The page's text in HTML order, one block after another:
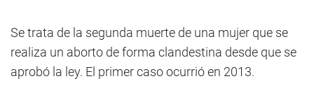
Se trata de la segunda muerte de una mujer que se
realiza un aborto de forma clandestina desde que se
aprobó la ley. El primer caso ocurrió en 2013.